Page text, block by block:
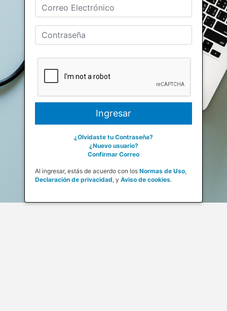
¿Olvidaste tu Contraseña?
¿Nuevo usuario?
Confirmar Correo
Al ingresar, estás de acuerdo con los Normas de Uso,
Declaración de privacidad, y Aviso de cookies.